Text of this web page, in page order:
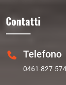
Contatti
Telefono
0461-827-574